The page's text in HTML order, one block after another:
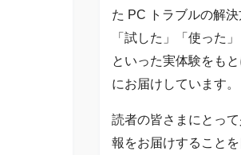
た PC トラブルの解
「試した」「使った
といった実体験をも
にお届けしています。
読者の皆さまにとっ
報をお届けすること